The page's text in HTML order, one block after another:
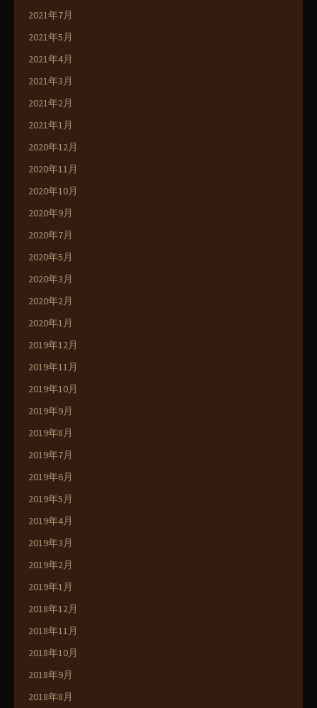
2021年7月
2021年5月
2021年4月
2021年3月
2021年2月
2021年1月
2020年12月
2020年11月
2020年10月
2020年9月
2020年7月
2020年5月
2020年3月
2020年2月
2020年1月
2019年12月
2019年11月
2019年10月
2019年9月
2019年8月
2019年7月
2019年6月
2019年5月
2019年4月
2019年3月
2019年2月
2019年1月
2018年12月
2018年11月
2018年10月
2018年9月
2018年8月